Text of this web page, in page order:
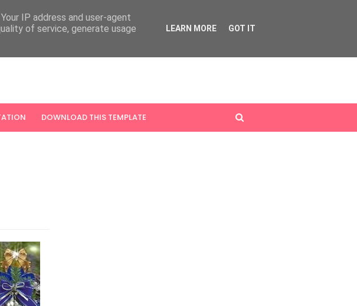
DOWNLOAD THIS TEMPLATE
IP address and user-agent
of service, generate usage
LEARN MORE GOT IT